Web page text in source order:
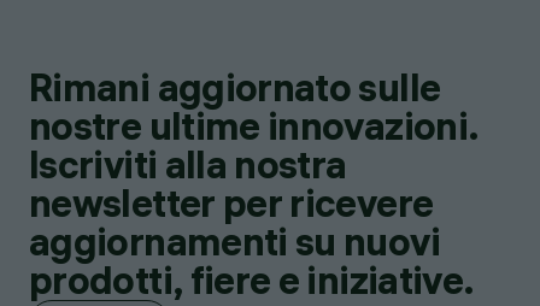
Rimani aggiornato sulle
nostre ultime innovazioni.
Iscriviti alla nostra
newsletter per ricevere
aggiornamenti su nuovi
prodotti, fiere e iniziative.